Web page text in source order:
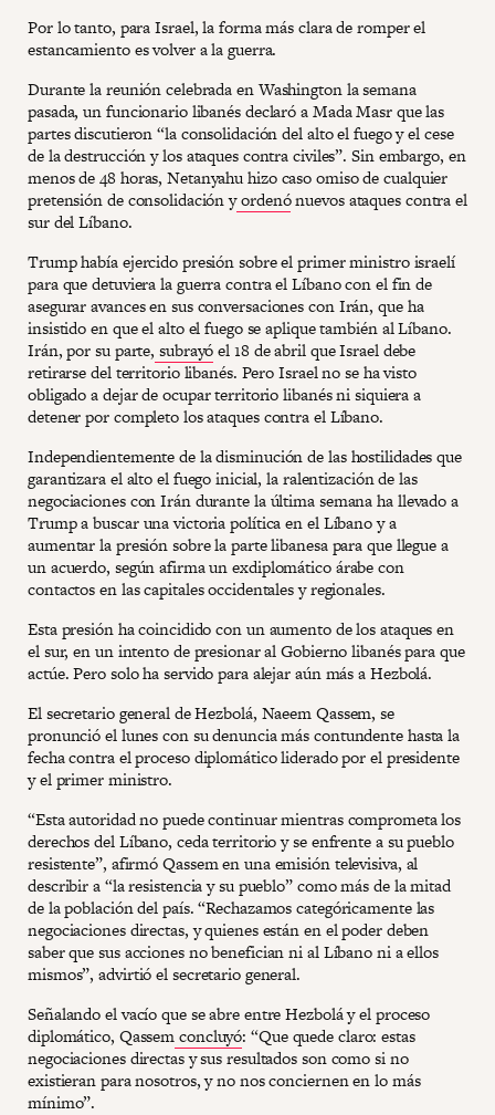
Por lo tanto, para Israel, la forma más clara de romper el
estancamiento es volver a la guerra.
Durante la reunión celebrada en Washington la semana
pasada, un funcionario libanés declaró a Mada Masr que las
partes discutieron “la consolidación del alto el fuego y el cese
de la destrucción y los ataques contra civiles”. Sin embargo, en
menos de 48 horas, Netanyahu hizo caso omiso de cualquier
pretensión de consolidación yordenónuevos ataques contra el
sur del Líbano.
Trump había ejercido presión sobre el primer ministro israelí
para que detuviera la guerra contra el Líbano con el fin de
asegurar avances en sus conversaciones con Irán, que ha
insistido en que el alto el fuego se aplique también al Líbano.
Irán, por su parte, subrayóel 18 de abril que Israel debe
retirarse del territorio libanés. Pero Israel no se ha visto
obligado a dejar de ocupar territorio libanés ni siquiera a
detener por completo los ataques contra el Líbano.
Independientemente de la disminución de las hostilidades que
garantizara el alto el fuego inicial, la ralentización de las
negociaciones con Irán durante la última semana ha llevado a
Trump a buscar una victoria política en el Líbano y a
aumentar la presión sobre la parte libanesa para que llegue a
un acuerdo, según afirma un exdiplomático árabe con
contactos en las capitales occidentales y regionales.
Esta presión ha coincidido con un aumento de los ataques en
el sur, en un intento de presionar al Gobierno libanés para que
actúe. Pero solo ha servido para alejar aún más a Hezbolá.
El secretario general de Hezbolá, Naeem Qassem, se
pronunció el lunes con su denuncia más contundente hasta la
fecha contra el proceso diplomático liderado por el presidente
y el primer ministro.
“Esta autoridad no puede continuar mientras comprometa los
derechos del Líbano, ceda territorio y se enfrente a su pueblo
resistente”, afirmó Qassem en una emisión televisiva, al
describir a “la resistencia y su pueblo” como más de la mitad
de la población del país. “Rechazamos categóricamente las
negociaciones directas, y quienes están en el poder deben
saber que sus acciones no benefician ni al Líbano ni a ellos
mismos”, advirtió el secretario general.
Señalando el vacío que se abre entre Hezbolá y el proceso
diplomático, Qassemconcluyó: “Que quede claro: estas
negociaciones directas y sus resultados son como si no
existieran para nosotros, y no nos conciernen en lo más
mínimo”.